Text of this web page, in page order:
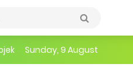
Sunday, 9 August